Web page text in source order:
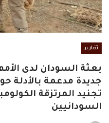
تقارير
بعثة السودان لدى
جديدة مدعمة بالأدلة
تجنيد المرتزقة
السودانيين